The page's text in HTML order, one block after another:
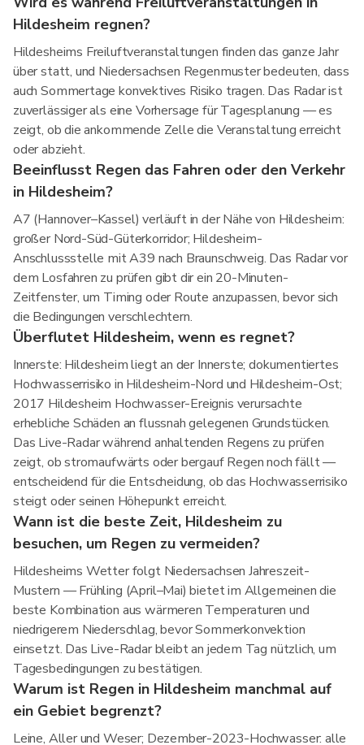
Hildesheim regnen?
Hildesheims Freiluftveranstaltungen finden das ganze Jahr
über statt, und Niedersachsen Regenmuster bedeuten, dass
auch Sommertage konvektives Risiko tragen. Das Radar ist
zuverlässiger als eine Vorhersage für Tagesplanung — es
zeigt, ob die ankommende Zelle die Veranstaltung erreicht
oder abzieht.
Beeinflusst Regen das Fahren oder den Verkehr
in Hildesheim?
A7 (Hannover–Kassel) verläuft in der Nähe von Hildesheim:
großer Nord-Süd-Güterkorridor; Hildesheim-
Anschlussstelle mit A39 nach Braunschweig. Das Radar vor
dem Losfahren zu prüfen gibt dir ein 20-Minuten-
Zeitfenster, um Timing oder Route anzupassen, bevor sich
die Bedingungen verschlechtern.
Überflutet Hildesheim, wenn es regnet?
Innerste: Hildesheim liegt an der Innerste; dokumentiertes
Hochwasserrisiko in Hildesheim-Nord und Hildesheim-Ost;
2017 Hildesheim Hochwasser-Ereignis verursachte
erhebliche Schäden an flussnah gelegenen Grundstücken.
Das Live-Radar während anhaltenden Regens zu prüfen
zeigt, ob stromaufwärts oder bergauf Regen noch fällt —
entscheidend für die Entscheidung, ob das Hochwasserrisiko
steigt oder seinen Höhepunkt erreicht.
Wann ist die beste Zeit, Hildesheim zu
besuchen, um Regen zu vermeiden?
Hildesheims Wetter folgt Niedersachsen Jahreszeit-
Mustern — Frühling (April–Mai) bietet im Allgemeinen die
beste Kombination aus wärmeren Temperaturen und
niedrigerem Niederschlag, bevor Sommerkonvektion
einsetzt. Das Live-Radar bleibt an jedem Tag nützlich, um
Tagesbedingungen zu bestätigen.
Warum ist Regen in Hildesheim manchmal auf
ein Gebiet begrenzt?
Leine, Aller und Weser; Dezember-2023-Hochwasser: alle